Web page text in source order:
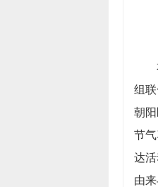
本
组
朝
节
达
由